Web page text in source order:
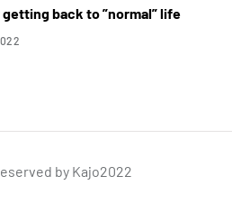
back to ”normal” life
by Kajo2022